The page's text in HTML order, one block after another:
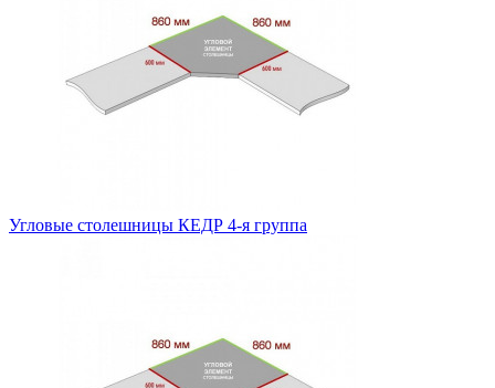
Угловые столешницы КЕДР 4-я группа